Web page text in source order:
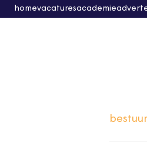
homevacaturesacademie